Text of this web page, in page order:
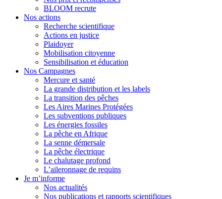
BLOOM recrute
Nos actions
Recherche scientifique
Actions en justice
Plaidoyer
Mobilisation citoyenne
Sensibilisation et éducation
Nos Campagnes
Mercure et santé
La grande distribution et les labels
La transition des pêches
Les Aires Marines Protégées
Les subventions publiques
Les énergies fossiles
La pêche en Afrique
La senne démersale
La pêche électrique
Le chalutage profond
L’aileronnage de requins
Je m’informe
Nos actualités
Nos publications et rapports scientifiques